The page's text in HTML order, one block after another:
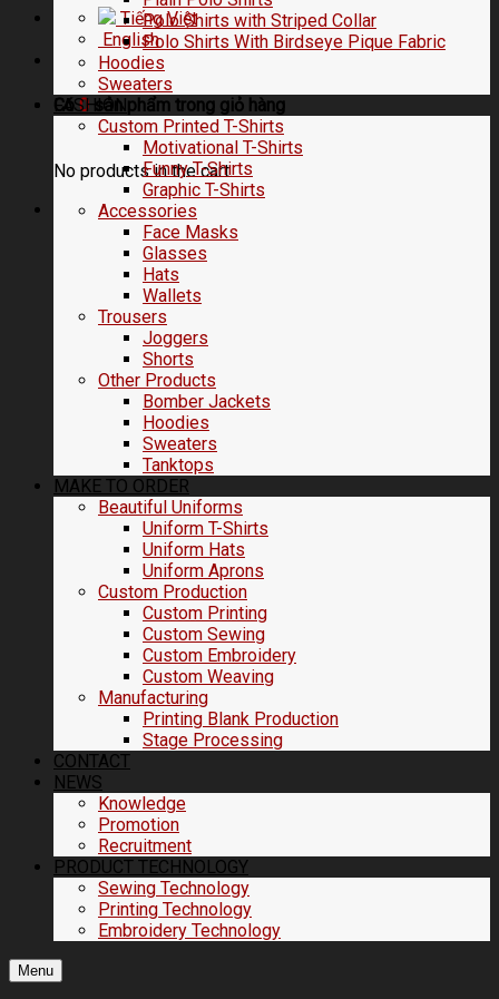
Tiếng Việt
English
Có0 sản phẩm trong giỏ hàng
No products in the cart.
Polo Shirts with Striped Collar
Polo Shirts With Birdseye Pique Fabric
Hoodies
Sweaters
FASHION
Custom Printed T-Shirts
Motivational T-Shirts
Funny T-Shirts
Graphic T-Shirts
Accessories
Face Masks
Glasses
Hats
Wallets
Trousers
Joggers
Shorts
Other Products
Bomber Jackets
Hoodies
Sweaters
Tanktops
MAKE TO ORDER
Beautiful Uniforms
Uniform T-Shirts
Uniform Hats
Uniform Aprons
Custom Production
Custom Printing
Custom Sewing
Custom Embroidery
Custom Weaving
Manufacturing
Printing Blank Production
Stage Processing
CONTACT
NEWS
Knowledge
Promotion
Recruitment
PRODUCT TECHNOLOGY
Sewing Technology
Printing Technology
Embroidery Technology
Menu